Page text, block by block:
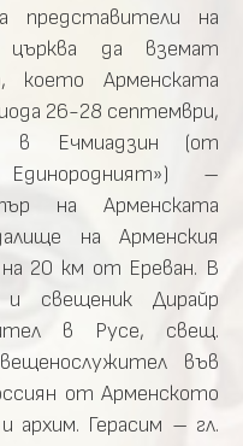
представители на
църква да вземат
което Арменската
26-28 септември,
Ечмиадзин (от
Единородният») –
на Арменската
на Арменския
20 км от Ереван. В
свещеник Дирайр
в Русе, свещ.
във
от Арменското
архим. Герасим – гл.